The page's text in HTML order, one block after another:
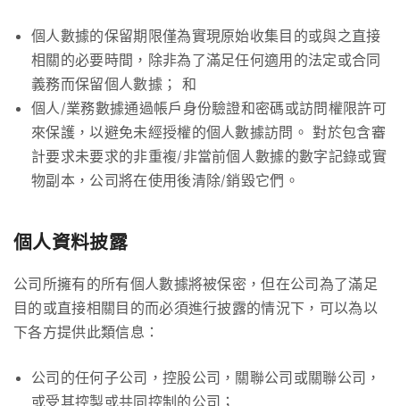
個人數據的保留期限僅為實現原始收集目的或與之直接
相關的必要時間，除非為了滿足任何適用的法定或合同
義務而保留個人數據； 和
個人/業務數據通過帳戶身份驗證和密碼或訪問權限許可
來保護，以避免未經授權的個人數據訪問。 對於包含審
計要求未要求的非重複/非當前個人數據的數字記錄或實
物副本，公司將在使用後清除/銷毀它們。
個人資料披露
公司所擁有的所有個人數據將被保密，但在公司為了滿足
目的或直接相關目的而必須進行披露的情況下，可以為以
下各方提供此類信息：
公司的任何子公司，控股公司，關聯公司或關聯公司，
或受其控製或共同控制的公司；